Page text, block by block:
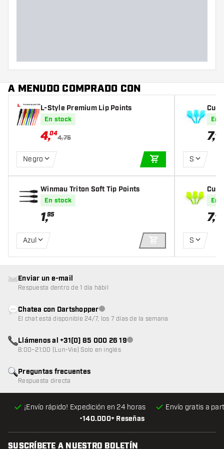
A MENUDO COMPRADO CON
L-Style Premium Lip Points
En stock
4,04
4,75
Negro
AÑADIR A LA
Winmau Triton Soft Tip Points
En stock
1,95
Azul
AÑADIR A LA CESTA
st
En
7,35
S
st
En
7,35
S
•140.000+ Reseñas
¡Envío rápido! Expedición en 24 horas Envío gratis a
Preguntas frecuentes
Respuesta directa
Enviar un e-mail
Respuesta dentro de 1 día hábil
Chatea con DartshopperAtención al cliente no disponible
El chat está disponible 24/7, los 7 días de la semana
Llámenos al +31(0) 85 000 26 19Atención al cliente no disponible
8:00–21:00 (Lun-Vie) Solo en inglés
SUSCRÍBETE A NUESTRO BOLETÍN